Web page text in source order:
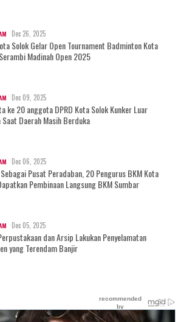
Dec 26, 2025
Solok Gelar Open Tournament Badminton Kota
Madinah Open 2025
Dec 09, 2025
ke 20 anggota DPRD Kota Solok Kunker Luar
Saat Daerah Masih Berduka
Dec 06, 2025
Pusat Peradaban, 20 Pengurus BKM Kota
Pembinaan Langsung BKM Sumbar
Dec 05, 2025
dan Arsip Lakukan Penyelamatan
yang Terendam Banjir